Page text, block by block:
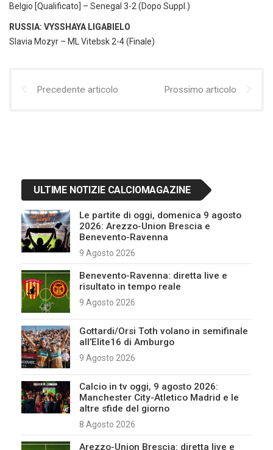
Belgio [Qualificato] – Senegal 3-2 (Dopo Suppl.)
RUSSIA: VYSSHAYA LIGABIELO
Slavia Mozyr – ML Vitebsk 2-4 (Finale)
Precedente articolo Prossimo articolo
ULTIME NOTIZIE CALCIOMAGAZINE
Le partite di oggi, domenica 9 agosto
2026: Arezzo-Union Brescia e
Benevento-Ravenna
9 Agosto 2026
Benevento-Ravenna: diretta live e
risultato in tempo reale
9 Agosto 2026
Gottardi/Orsi Toth volano in semifinale
all’Elite16 di Amburgo
9 Agosto 2026
Calcio in tv oggi, 9 agosto 2026:
Manchester City-Atletico Madrid e le
altre sfide del giorno
8 Agosto 2026
Arezzo-Union Brescia: diretta live e